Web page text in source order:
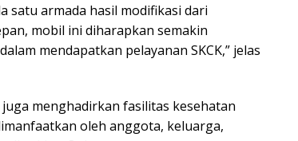
satu armada hasil modifikasi dari
mobil ini diharapkan semakin
mendapatkan pelayanan SKCK,” jelas
menghadirkan fasilitas kesehatan
oleh anggota, keluarga,